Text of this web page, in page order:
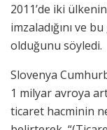
2011’de iki
imzaladığını ve
olduğunu söyledi.
Slovenya
1 milyar avroya
ticaret hacminin